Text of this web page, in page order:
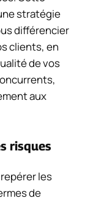
stratégie
différencier
clients, en
de vos
aux
risques
les
de